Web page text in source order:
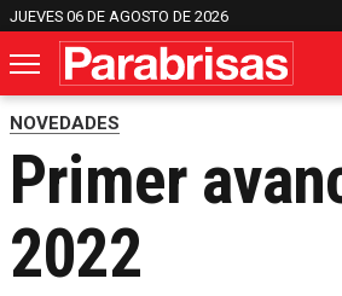
JUEVES 06 DE AGOSTO DE 2026
NOVEDADES
Primer
2022